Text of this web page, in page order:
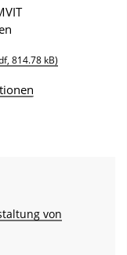
814.78 kB)
von